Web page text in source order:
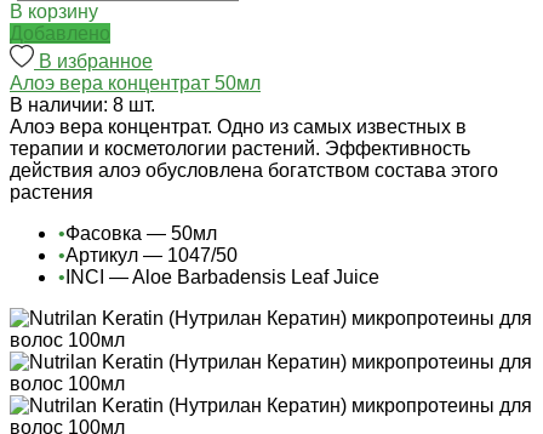
В корзину
Добавлено
В избранное
Алоэ вера концентрат 50мл
В наличии: 8 шт.
Алоэ вера концентрат. Одно из самых известных в
терапии и косметологии растений. Эффективность
действия алоэ обусловлена богатством состава этого
растения
•Фасовка — 50мл
•Артикул — 1047/50
• INCI — Aloe Barbadensis Leaf Juice